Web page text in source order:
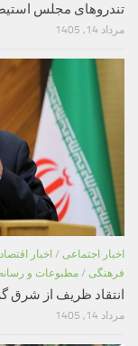
تندروهای مجلس
مرداد 14, 1405
اخبار اجتماعی / اخبار
فرهنگی / مطبوعات و
انتقاد ظریف از شرق
مرداد 14, 1405